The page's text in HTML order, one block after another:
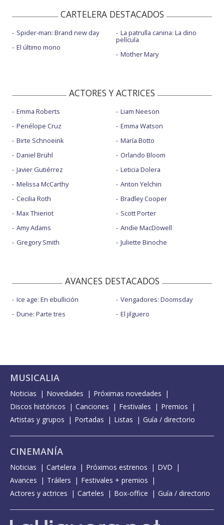
CARTELERA DESTACADOS
Spider-man: Brand new day
El último mono
La patrulla canina: La dino
película
Mother Mary
ACTORES Y ACTRICES
Emma Roberts
Penélope Cruz
Birte Schnoeink
Daniel Brühl
Javier Gutiérrez
Melissa McCarthy
Cecilia Roth
Max Thieriot
Amy Adams
Gregory Smith
Liam Neeson
Emma Watson
María Botto
Orlando Bloom
Leticia Dolera
Anton Yelchin
Bradley Cooper
Scott Porter
Andie MacDowell
Juliette Binoche
AVANCES DESTACADOS
Ice age: En ebullición
Dune: Parte tres
Vengadores: Doomsday
El jilguero
MUSICALIA
Noticias Novedades
Próximas novedades
Discos históricos
Canciones Festivales
Premios
Artistas y grupos
Portadas Listas Guía / directorio
CINEMANÍA
Noticias Cartelera Próximos estrenos
DVD
Avances
Tráilers
Festivales + premios
Actores y actrices
Carteles Box-office Guía / directorio